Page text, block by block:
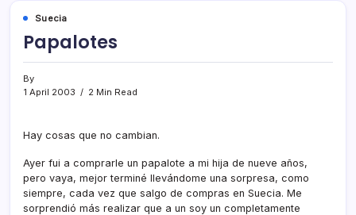
Suecia
Papalotes
By
1 April 2003
2 Min Read
Hay cosas que no cambian.
Ayer fui a comprarle un papalote a mi hija de nueve años,
pero vaya, mejor terminé llevándome una sorpresa, como
siempre, cada vez que salgo de compras en Suecia. Me
sorprendió más realizar que a un soy un completamente